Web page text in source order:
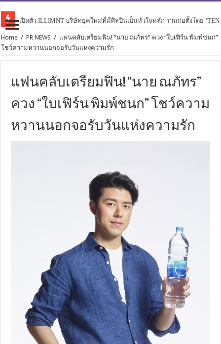
เปิดตัว ILLIMNT บริษัทยุคใหม่ที่มีศิลปินเป็นหัวใจหลัก ร่วมก่อตั้งโดย
Home / PR NEWS / แฟนคลับเตรียมฟิน! “นาย ณภัทร” ควง “ใบเฟิร์น พิมพ์ชนก”
โชว์ความหวานนอกจอรับวันแห่งความรัก
แฟนคลับเตรียมฟิน! “นาย ณภัทร”
ควง “ใบเฟิร์น พิมพ์ชนก” โชว์ความ
หวานนอกจอรับวันแห่งความรัก